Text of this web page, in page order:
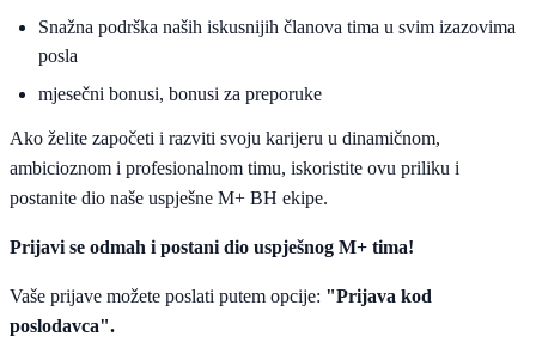
Snažna podrška naših iskusnijih članova tima u svim izazovima
posla
mjesečni bonusi, bonusi za preporuke
Ako želite započeti i razviti svoju karijeru u dinamičnom,
ambicioznom i profesionalnom timu, iskoristite ovu priliku i
postanite dio naše uspješne M+ BH ekipe.
Prijavi se odmah i postani dio uspješnog M+ tima!
Vaše prijave možete poslati putem opcije: "Prijava kod
poslodavca".